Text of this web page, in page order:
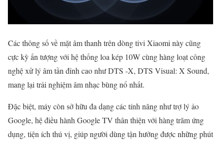
Các thông số về mặt âm thanh trên dòng tivi Xiaomi này cũng
cực kỳ ấn tượng với hệ thống loa kép 10W cùng hàng loạt công
nghệ xử lý âm tần đỉnh cao như DTS -X, DTS Visual: X Sound,
mang lại trải nghiệm âm nhạc bùng nổ nhất.
Đặc biệt, máy còn sở hữu đa dạng các tính năng như trợ lý ảo
Google, hệ điều hành Google TV thân thiện với hàng trăm ứng
dụng, tiện ích thú vị, giúp người dùng tận hưởng được những phút